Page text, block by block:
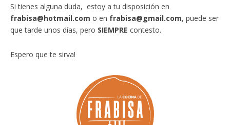
Si tienes alguna duda, estoy a tu disposición en
frabisa@hotmail.com o en frabisa@gmail.com, puede ser
que tarde unos días, pero SIEMPRE contesto.
Espero que te sirva!